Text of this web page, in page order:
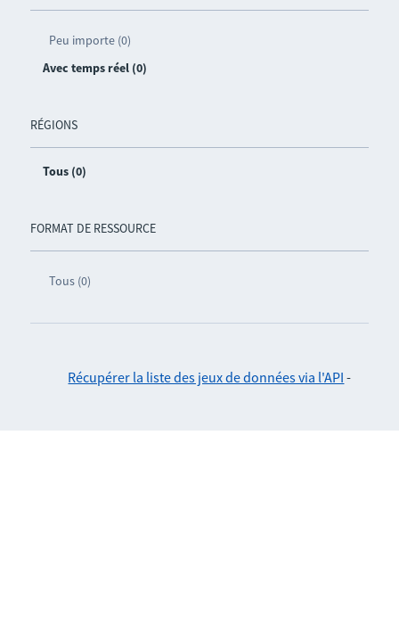
Peu importe (0)
Avec temps réel (0)
RÉGIONS
Tous (0)
FORMAT DE RESSOURCE
Tous (0)
Récupérer la liste des jeux de données via l'API -